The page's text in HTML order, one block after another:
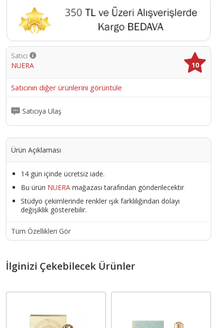
Satıcı
NUERA
10
Satıcının diğer ürünlerini görüntüle
Satıcıya Ulaş
Ürün Açıklaması
14 gün içinde ücretsiz iade.
Bu ürün NUERA mağazası tarafından gönderilecektir
Stüdyo çekimlerinde renkler ışık farklılığından dolayı
değişiklik gösterebilir.
Tüm Özellikleri Gör
İlginizi Çekebilecek Ürünler